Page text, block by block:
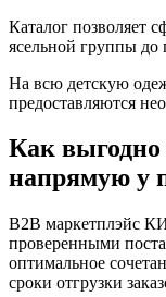
Каталог позволяет
ясельной группы до
На всю детскую
предоставляются
Как выгодно
напрямую у
B2B маркетплэйс
проверенными
оптимальное
сроки отгрузки